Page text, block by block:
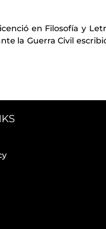
en Filosofía y
la Guerra Civil